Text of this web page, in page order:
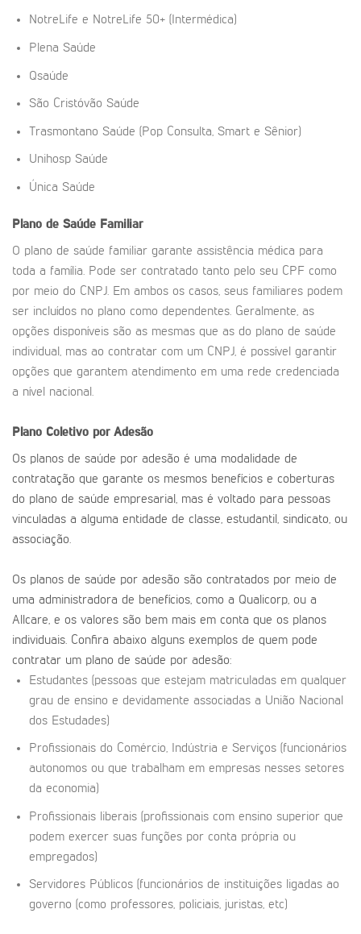
NotreLife e NotreLife 50+ (Intermédica)
Plena Saúde
Qsaúde
São Cristóvão Saúde
Trasmontano Saúde (Pop Consulta, Smart e Sênior)
Unihosp Saúde
Única Saúde
Plano de Saúde Familiar
O plano de saúde familiar garante assistência médica para
toda a família. Pode ser contratado tanto pelo seu CPF como
por meio do CNPJ. Em ambos os casos, seus familiares podem
ser incluídos no plano como dependentes. Geralmente, as
opções disponíveis são as mesmas que as do plano de saúde
individual, mas ao contratar com um CNPJ, é possível garantir
opções que garantem atendimento em uma rede credenciada
a nível nacional.
Plano Coletivo por Adesão
Os planos de saúde por adesão é uma modalidade de
contratação que garante os mesmos benefícios e coberturas
do plano de saúde empresarial, mas é voltado para pessoas
vinculadas a alguma entidade de classe, estudantil, sindicato, ou
associação.
Os planos de saúde por adesão são contratados por meio de
uma administradora de benefícios, como a Qualicorp, ou a
Allcare, e os valores são bem mais em conta que os planos
individuais. Confira abaixo alguns exemplos de quem pode
contratar um plano de saúde por adesão:
Estudantes (pessoas que estejam matriculadas em qualquer
grau de ensino e devidamente associadas a União Nacional
dos Estudades)
Profissionais do Comércio, Indústria e Serviços (funcionários
autonomos ou que trabalham em empresas nesses setores
da economia)
Profissionais liberais (profissionais com ensino superior que
podem exercer suas funções por conta própria ou
empregados)
Servidores Públicos (funcionários de instituições ligadas ao
governo (como professores, policiais, juristas, etc)